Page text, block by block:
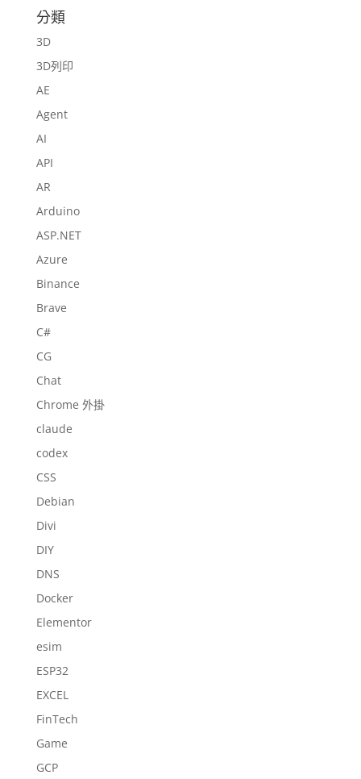
分類
3D
3D列印
AE
Agent
AI
API
AR
Arduino
ASP.NET
Azure
Binance
Brave
C#
CG
Chat
Chrome 外掛
claude
codex
CSS
Debian
Divi
DIY
DNS
Docker
Elementor
esim
ESP32
EXCEL
FinTech
Game
GCP